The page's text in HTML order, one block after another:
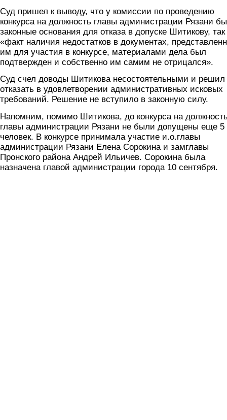
Суд пришел к выводу, что у комиссии по проведению
конкурса на должность главы администрации Рязани
законные основания для отказа в допуске Шитикову, так
«факт наличия недостатков в документах,
им для участия в конкурсе, материалами дела был
подтвержден и собственно им самим не отрицался».
Суд счел доводы Шитикова несостоятельными и решил
отказать в удовлетворении административных исковых
требований. Решение не вступило в законную силу.
Напомним, помимо Шитикова, до конкурса на
главы администрации Рязани не были допущены еще 5
человек. В конкурсе принимала участие и.о.главы
администрации Рязани Елена Сорокина и замглавы
Пронского района Андрей Ильичев. Сорокина была
назначена главой администрации города 10 сентября.